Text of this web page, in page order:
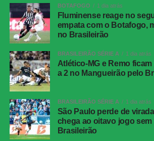
minutos. Vargas dominou dentro da
bateu rasteiro, mas a bola acertou a
Arcanjo.
Quando o jogo já se encaminhava para
marcou o quarto gol. Aos 47 minutos
Fabri avançou pela direita, chegou à
posicionado e finalizou para confirmar a
classificação do time baiano às quartas
BOTAFOGO 1 dia atrás
Fluminense reage no
empata com o Botafogo,
no Brasileirão
BRASILEIRÃO SÉRIE A 1 dia atrás
Atlético-MG e Remo
a 2 no Mangueirão pelo
BRASILEIRÃO SÉRIE A 1 dia atrás
São Paulo perde de
chega ao oitavo jogo sem
Brasileirão